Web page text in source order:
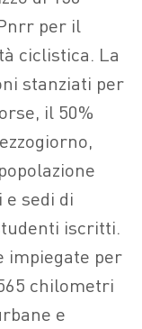
per il
ciclistica. La
stanziati per
il 50%
sedi di
iscritti.
impiegate per
chilometri
e